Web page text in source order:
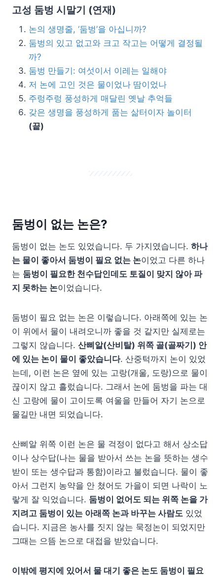
고성 둠벙 시말기 (연재)
논의 생명줄, ‘둠벙’을 아십니까?
둠벙의 있고 없고와 크고 작고는 어떻게 결정될
까?
둠벙 만들기: 여섯이서 이레는 일해야
저 논에 고인 것은 물이었나 땀이었나
주렁주렁 풍성하게 매달린 옛날 추억들
갖은 생명을 풍성하게 품는 삶터이자 놀이터
(끝)
둠벙이 없는 논은?
둠벙이 없는 논도 있었습니다. 두 가지였습니다. 하나
는 물이 좋아서 둠벙이 필요 없는 논이었고 다른 하나
는 둠벙이 필요한 천수답인데도 토질이 맞지 않아 파
지 못하는 논이었습니다.
둠벙이 필요 없는 논은 이렇습니다. 아래쪽에 있는 논
이 위에서 물이 내려오니까 좋을 것 같지만 실제로는
그렇지 않습니다. 산삐알(산비탈) 위쪽 골(골짜기) 안
에 있는 논이 물이 좋았습니다. 산중턱까지 논이 있었
는데, 이런 논은 옆에 있는 고랑(개울, 도랑)으로 물이
끊이지 않고 흘렀습니다. 그래서 논에 둠벙을 파는 대
신 고랑에 물이 고이도록 여울을 만들어 자기 논으로
물길만 내면 되었습니다.
산삐알 위쪽 이런 논은 물 걱정이 없다고 해서 상소답
이나 상수답(나는 물을 받아서 쓰는 논을 뜻하는 생수
받이 또는 생수답과 통함)이라고 불렀습니다. 물이 좋
아서 그런지 농약을 안 쳤어도 가을이 되면 나락이 노
랗게 잘 익었습니다. 둠벙이 없어도 되는 위쪽 논을 가
지려고 둠벙이 있는 아래쪽 논과 바꾸는 사람도 있었
습니다. 지금은 농사를 짓지 않는 묵정논이 되었지만
그때는 으뜸 논으로 대접을 받았습니다.
이밖에 평지에 있어서 물 대기 좋은 논도 둠벙이 필요